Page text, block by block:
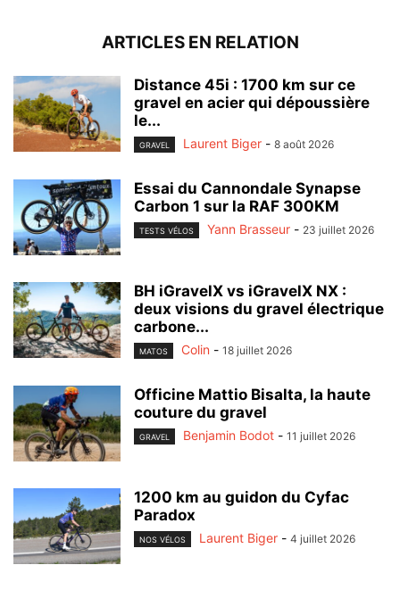
ARTICLES EN RELATION
Distance 45i : 1700 km sur ce
gravel en acier qui dépoussière
le...
GRAVEL Laurent Biger - 8 août 2026
Essai du Cannondale Synapse
Carbon 1 sur la RAF 300KM
TESTS VÉLOS Yann Brasseur - 23 juillet 2026
BH iGravelX vs iGravelX NX :
deux visions du gravel électrique
carbone...
MATOS Colin - 18 juillet 2026
Officine Mattio Bisalta, la haute
couture du gravel
GRAVEL Benjamin Bodot - 11 juillet 2026
1200 km au guidon du Cyfac
Paradox
NOS VÉLOS Laurent Biger - 4 juillet 2026